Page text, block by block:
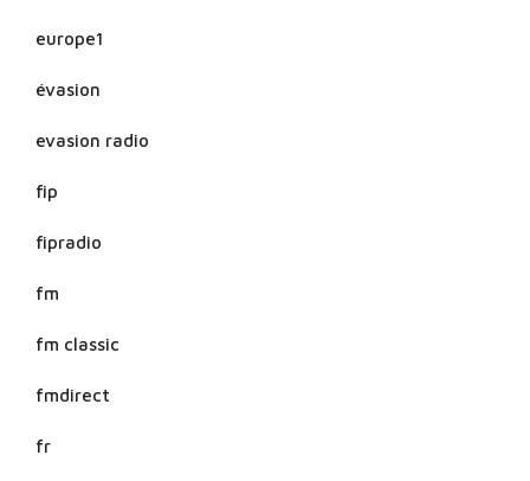
europe1
évasion
evasion radio
fip
fipradio
fm
fm classic
fmdirect
fr